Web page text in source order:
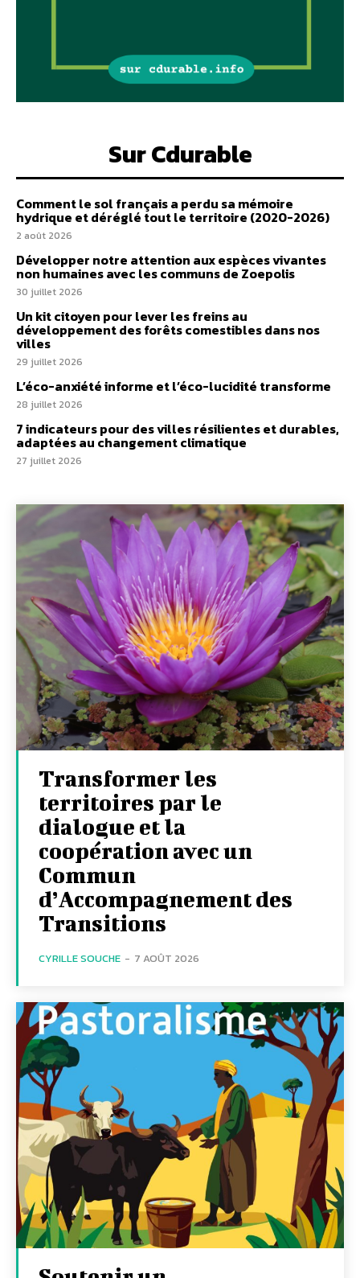
Sur Cdurable
Comment le sol français a perdu sa mémoire
hydrique et déréglé tout le territoire (2020-2026)
2 août 2026
Développer notre attention aux espèces vivantes
non humaines avec les communs de Zoepolis
30 juillet 2026
Un kit citoyen pour lever les freins au
développement des forêts comestibles dans nos
villes
29 juillet 2026
L’éco-anxiété informe et l’éco-lucidité transforme
28 juillet 2026
7 indicateurs pour des villes résilientes et durables,
adaptées au changement climatique
27 juillet 2026
Transformer les
territoires par le
dialogue et la
coopération avec un
Commun
d’Accompagnement des
Transitions
CYRILLE SOUCHE - 7 AOÛT 2026